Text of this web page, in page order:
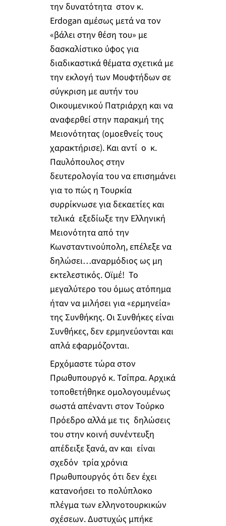
την δυνατότητα στον κ.
Erdogan αμέσως μετά να τον
«βάλει στην θέση του» με
δασκαλίστικο ύφος για
διαδικαστικά θέματα σχετικά με
την εκλογή των Μουφτήδων σε
σύγκριση με αυτήν του
Οικουμενικού Πατριάρχη και να
αναφερθεί στην παρακμή της
Μειονότητας (ομοεθνείς τους
χαρακτήρισε). Και αντί ο κ.
Παυλόπουλος στην
δευτερολογία του να επισημάνει
για το πώς η Τουρκία
συρρίκνωσε για δεκαετίες και
τελικά εξεδίωξε την Ελληνική
Μειονότητα από την
Κωνσταντινούπολη, επέλεξε να
δηλώσει…αναρμόδιος ως μη
εκτελεστικός. Οϊμέ! Το
μεγαλύτερο του όμως ατόπημα
ήταν να μιλήσει για «ερμηνεία»
της Συνθήκης. Οι Συνθήκες είναι
Συνθήκες, δεν ερμηνεύονται και
απλά εφαρμόζονται.
Ερχόμαστε τώρα στον
Πρωθυπουργό κ. Τσίπρα. Αρχικά
τοποθετήθηκε ομολογουμένως
σωστά απέναντι στον Τούρκο
Πρόεδρο αλλά με τις δηλώσεις
του στην κοινή συνέντευξη
απέδειξε ξανά, αν και είναι
σχεδόν τρία χρόνια
Πρωθυπουργός ότι δεν έχει
κατανοήσει το πολύπλοκο
πλέγμα των ελληνοτουρκικών
σχέσεων. Δυστυχώς μπήκε